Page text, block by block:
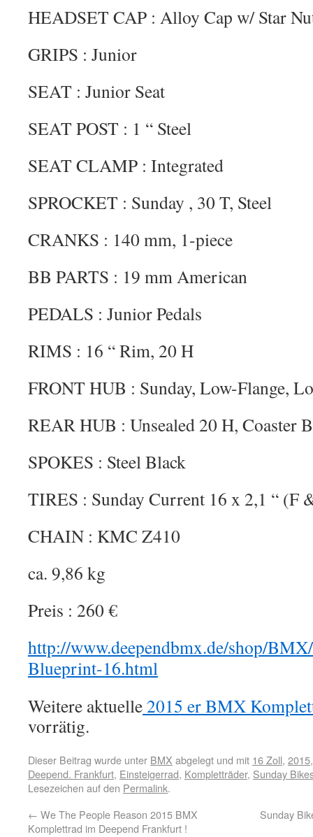
HEADSET CAP : Alloy Cap w/ Star
GRIPS : Junior
SEAT : Junior Seat
SEAT POST : 1 “ Steel
SEAT CLAMP : Integrated
SPROCKET : Sunday , 30 T, Steel
CRANKS : 140 mm, 1-piece
BB PARTS : 19 mm American
PEDALS : Junior Pedals
RIMS : 16 “ Rim, 20 H
FRONT HUB : Sunday, Low-Flange,
REAR HUB : Unsealed 20 H, Coaster
SPOKES : Steel Black
TIRES : Sunday Current 16 x 2,1 “ (F
CHAIN : KMC Z410
ca. 9,86 kg
Preis : 260 €
http://www.deependbmx.de/shop/
Blueprint-16.html
Weitere aktuelle2015 er BMX
vorrätig.
Dieser Beitrag wurde unter BMX abgelegt und mit 16 Zoll, 2015
Deepend. Frankfurt, Einsteigerrad, Kompletträder, Sunday
Lesezeichen auf den Permalink.
← We The People Reason 2015 BMX
Komplettrad im Deepend Frankfurt !
Sunday